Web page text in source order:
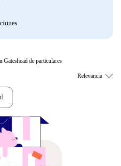
Gateshead de particulares